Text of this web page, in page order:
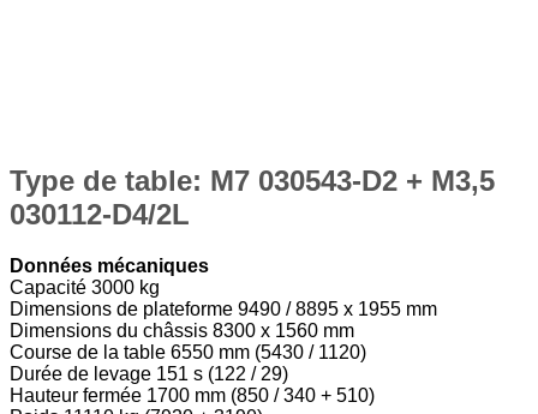
Type de table: M7 030543-D2 + M3,5
030112-D4/2L
Données mécaniques
Capacité 3000 kg
Dimensions de plateforme 9490 / 8895 x 1955 mm
Dimensions du châssis 8300 x 1560 mm
Course de la table 6550 mm (5430 / 1120)
Durée de levage 151 s (122 / 29)
Hauteur fermée 1700 mm (850 / 340 + 510)